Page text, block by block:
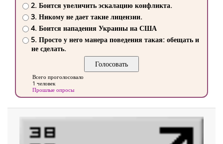
2. Боится увеличить эскалацию конфликта.
3. Никому не дает такие лицензии.
4. Боится нападения Украины на США
5. Просто у него манера поведения такая: обещать и
не сделать.
Всего проголосовало
1 человек
Прошлые опросы